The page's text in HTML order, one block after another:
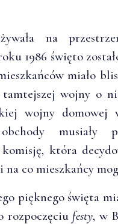
na
1986 święto
miało
wojny o
wojny domowej
musiały
która
co mieszkańcy
pięknego święta
rozpoczęciu festy, w